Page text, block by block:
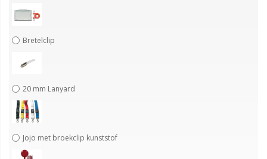
Bretelclip
20 mm Lanyard
Jojo met broekclip kunststof